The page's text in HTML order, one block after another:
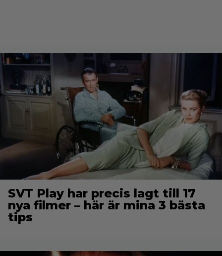
SVT Play har precis lagt till 17
nya filmer – här är mina 3 bästa
tips